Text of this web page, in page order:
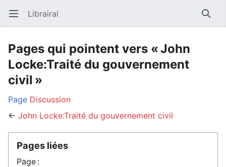
Ouvrir le menu principal Librairal
Pages qui pointent vers « John
Locke:Traité du gouvernement
civil »
Page Discussion
← John Locke:Traité du gouvernement civil
Pages liées
Page :